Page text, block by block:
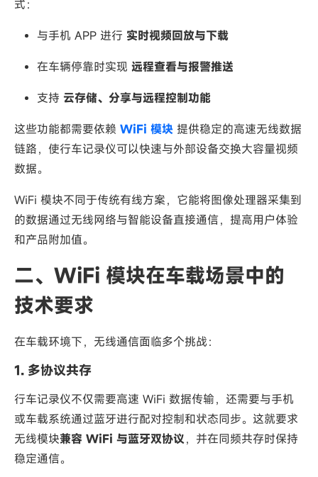
式：
与手机 APP 进行 实时视频回放与下载
在车辆停靠时实现 远程查看与报警推送
支持 云存储、分享与远程控制功能
这些功能都需要依赖 WiFi 模块 提供稳定的高速无线数据
链路，使行车记录仪可以快速与外部设备交换大容量视频
数据。
WiFi 模块不同于传统有线方案，它能将图像处理器采集到
的数据通过无线网络与智能设备直接通信，提高用户体验
和产品附加值。
二、WiFi 模块在车载场景中的
技术要求
在车载环境下，无线通信面临多个挑战：
1. 多协议共存
行车记录仪不仅需要高速 WiFi 数据传输，还需要与手机
或车载系统通过蓝牙进行配对控制和状态同步。这就要求
无线模块兼容 WiFi 与蓝牙双协议，并在同频共存时保持
稳定通信。